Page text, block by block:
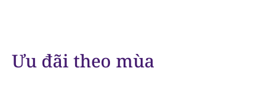
Ưu đãi theo mùa